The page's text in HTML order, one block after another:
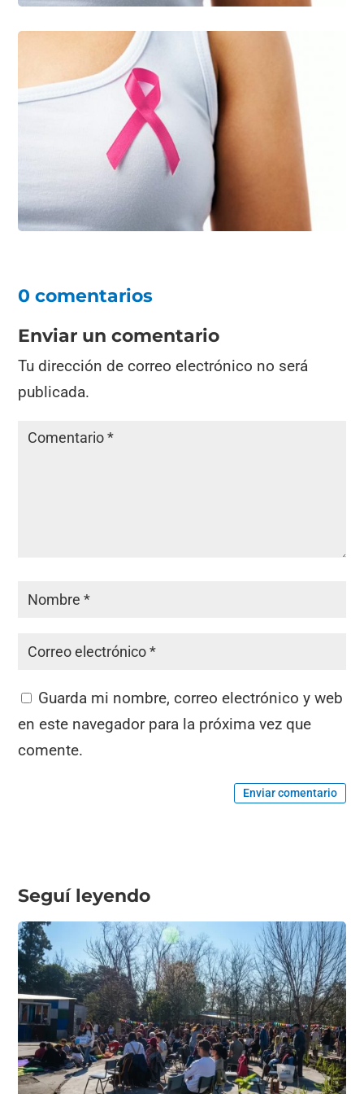
0 comentarios
Enviar un comentario
Tu dirección de correo electrónico no será
publicada.
Guarda mi nombre, correo electrónico y web
en este navegador para la próxima vez que
comente.
Enviar comentario
Seguí leyendo